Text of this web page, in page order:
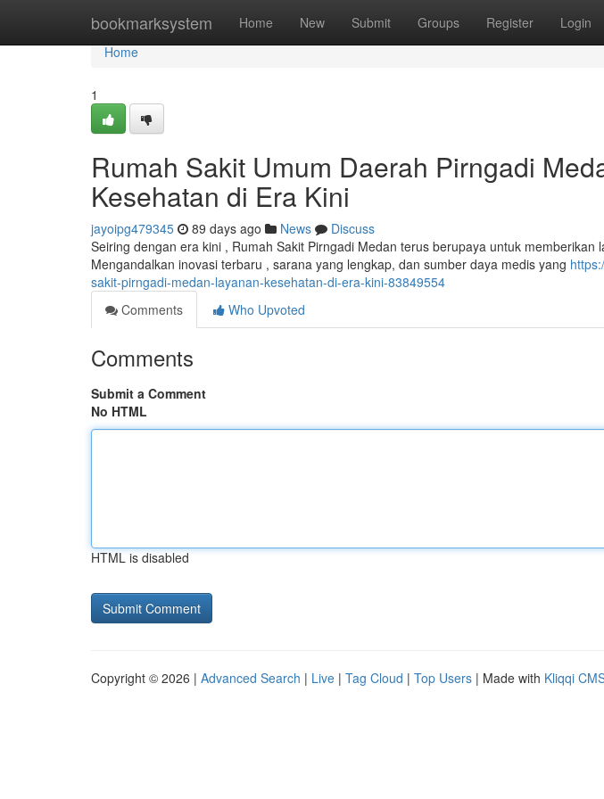
bookmarksystem Home New Submit Groups Register Login
Home
Home
1
Rumah Sakit Umum Daerah Pirngadi
Kesehatan di Era Kini
jayoipg479345 89 days ago News
Discuss
Seiring dengan era kini , Rumah Sakit Pirngadi Medan terus berupaya untuk memberikan
Mengandalkan inovasi terbaru , sarana yang lengkap, dan sumber daya medis yang
sakit-pirngadi-medan-layanan-kesehatan-di-era-kini-83849554
Comments
Who Upvoted
Comments
Submit a Comment
No HTML
HTML is disabled
Copyright © 2026 | Advanced Search | Live | Tag Cloud | Top Users | Made with Kliqqi